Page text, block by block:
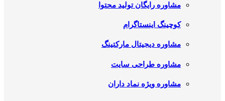
مشاوره رایگان تولید محتوا
کوچینگ اینستاگرام
مشاوره دیجیتال مارکتینگ
مشاوره طراحی سایت
مشاوره ویژه نماد داران